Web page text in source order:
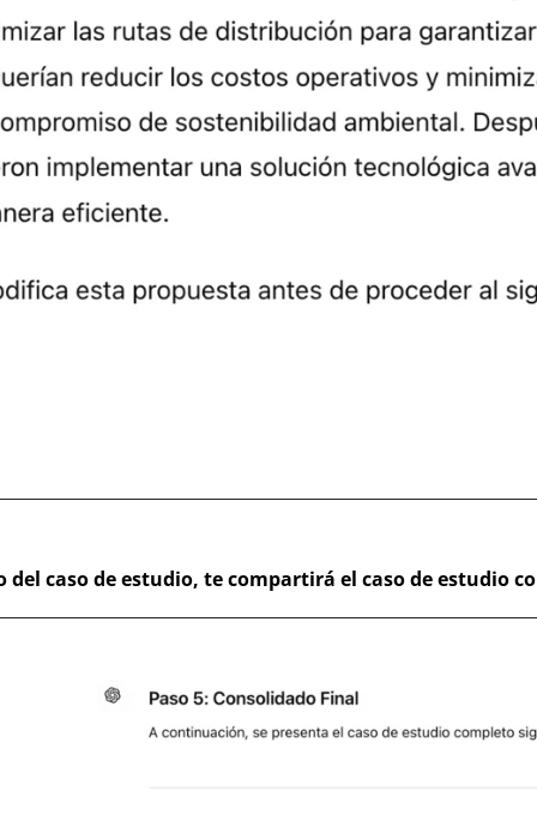
caso de estudio, te compartirá el caso de estudio